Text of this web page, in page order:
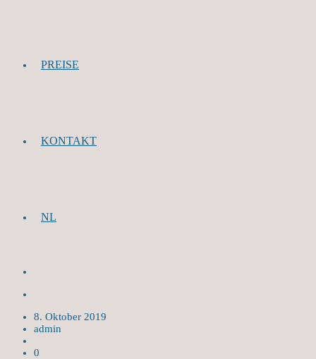
PREISE
KONTAKT
NL
8. Oktober 2019
admin
0